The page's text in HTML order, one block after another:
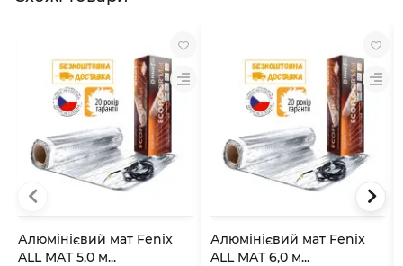
Алюмінієвий мат Fenix
ALL MAT 5,0 м...
Алюмінієвий мат Fenix
ALL MAT 6,0 м...